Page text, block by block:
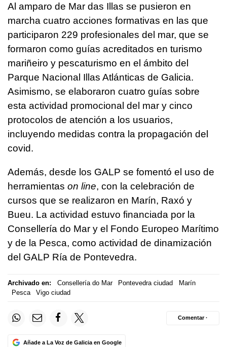
Al amparo de Mar das Illas se pusieron en
marcha cuatro acciones formativas en las que
participaron 229 profesionales del mar, que se
formaron como guías acreditados en turismo
mariñeiro y pescaturismo en el ámbito del
Parque Nacional Illas Atlánticas de Galicia.
Asimismo, se elaboraron cuatro guías sobre
esta actividad promocional del mar y cinco
protocolos de atención a los usuarios,
incluyendo medidas contra la propagación del
covid.
Además, desde los GALP se fomentó el uso de
herramientas on line, con la celebración de
cursos que se realizaron en Marín, Raxó y
Bueu. La actividad estuvo financiada por la
Consellería do Mar y el Fondo Europeo Marítimo
y de la Pesca, como actividad de dinamización
del GALP Ría de Pontevedra.
Archivado en: Consellería do Mar Pontevedra ciudad
Marín
Pesca
Vigo ciudad
Añade a La Voz de Galicia en Google
Comentar ·